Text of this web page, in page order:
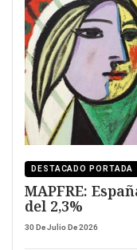
DESTACADO PORTADA
MAPFRE:
del 2,3%
30 De Julio De 2026